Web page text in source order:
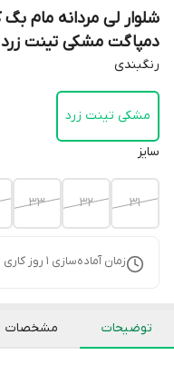
دمپاگت مشکی تینت زرد
رنگبندی
مشکی تینت زرد
سایز
31
32
33
زمان آماده‌سازی 1 روز کاری
توضیحات مشخصات